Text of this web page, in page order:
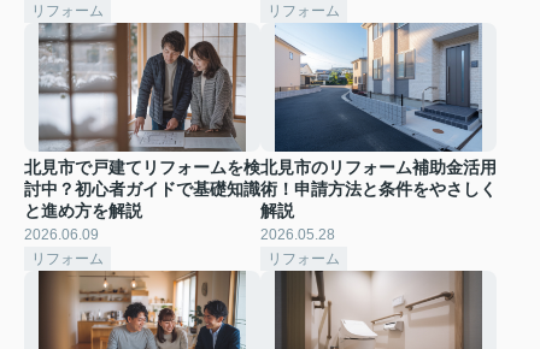
リフォーム
リフォーム
北見市で戸建てリフォームを検
討中？初心者ガイドで基礎知識
と進め方を解説
2026.06.09
リフォーム
北見市のリフォーム補助金活用
術！申請方法と条件をやさしく
解説
2026.05.28
リフォーム